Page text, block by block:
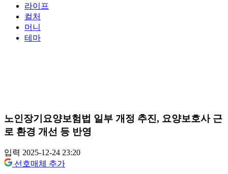
라이프
컬처
머니
테마
노인장기요양보험법 일부 개정 추진, 요양보호사 근
로 환경 개선 등 반영
입력 2025-12-24 23:20
선호매체 추가